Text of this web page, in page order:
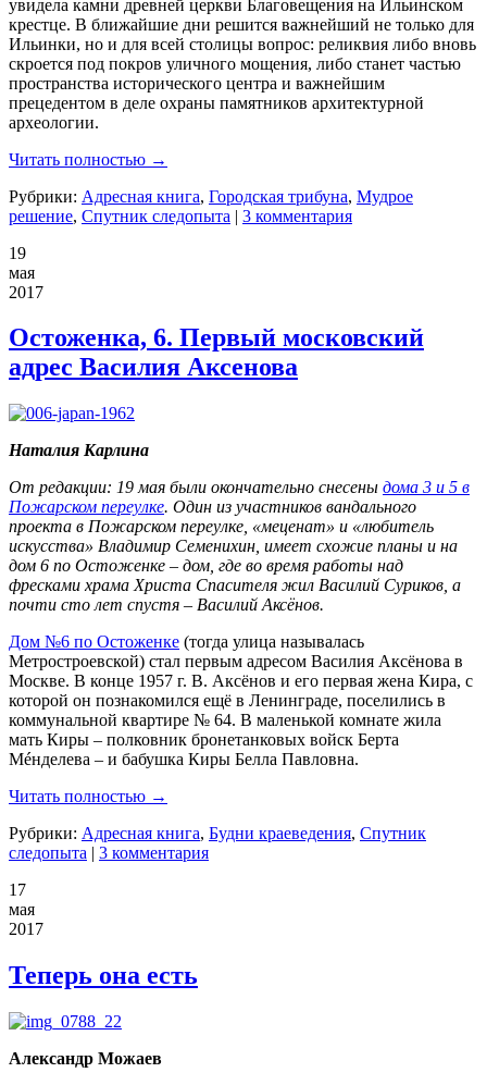
увидела камни древней церкви Благовещения на Ильинском
крестце. В ближайшие дни решится важнейший не только для
Ильинки, но и для всей столицы вопрос: реликвия либо вновь
скроется под покров уличного мощения, либо станет частью
пространства исторического центра и важнейшим
прецедентом в деле охраны памятников архитектурной
археологии.
Читать полностью →
Рубрики: Адресная книга, Городская трибуна, Мудрое
решение, Спутник следопыта | 3 комментария
19
мая
2017
Остоженка, 6. Первый московский
адрес Василия Аксенова
Наталия Карлина
От редакции: 19 мая были окончательно снесены дома 3 и 5 в
Пожарском переулке. Один из участников вандального
проекта в Пожарском переулке, «меценат» и «любитель
искусства» Владимир Семенихин, имеет схожие планы и на
дом 6 по Остоженке – дом, где во время работы над
фресками храма Христа Спасителя жил Василий Суриков, а
почти сто лет спустя – Василий Аксёнов.
Дом №6 по Остоженке (тогда улица называлась
Метростроевской) стал первым адресом Василия Аксёнова в
Москве. В конце 1957 г. В. Аксёнов и его первая жена Кира, с
которой он познакомился ещё в Ленинграде, поселились в
коммунальной квартире № 64. В маленькой комнате жила
мать Киры – полковник бронетанковых войск Берта
Мéнделева – и бабушка Киры Белла Павловна.
Читать полностью →
Рубрики: Адресная книга, Будни краеведения, Спутник
следопыта | 3 комментария
17
мая
2017
Теперь она есть
Александр Можаев